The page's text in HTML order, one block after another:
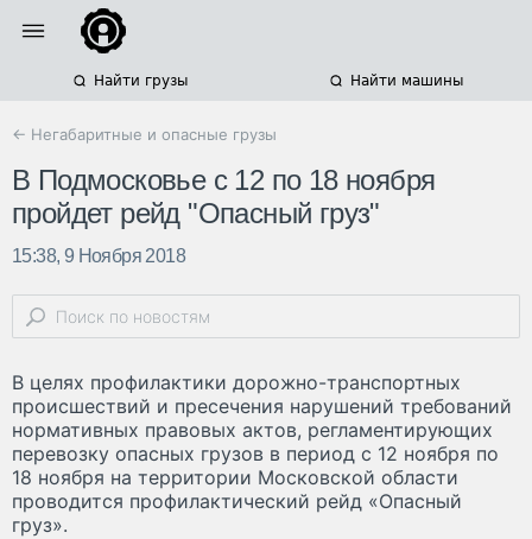
Найти грузы Найти машины
← Негабаритные и опасные грузы
В Подмосковье с 12 по 18 ноября
пройдет рейд "Опасный груз"
15:38, 9 Ноября 2018
В целях профилактики дорожно-транспортных
происшествий и пресечения нарушений требований
нормативных правовых актов, регламентирующих
перевозку опасных грузов в период с 12 ноября по
18 ноября на территории Московской области
проводится профилактический рейд «Опасный
груз».